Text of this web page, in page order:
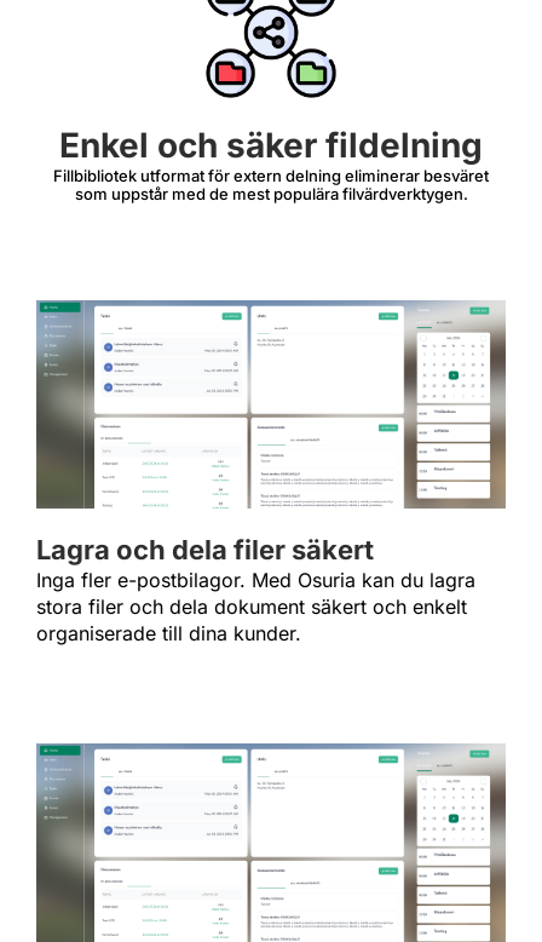
Enkel och säker fildelning
Fillbibliotek utformat för extern delning eliminerar besväret
som uppstår med de mest populära filvärdverktygen.
Lagra och dela filer säkert
Inga fler e-postbilagor. Med Osuria kan du lagra
stora filer och dela dokument säkert och enkelt
organiserade till dina kunder.